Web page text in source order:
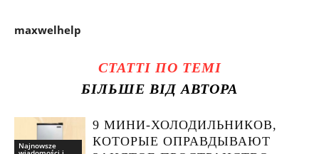
maxwelhelp
СТАТТІ ПО ТЕМІ
БІЛЬШЕ ВІД АВТОРА
Najnowsze
9 МИНИ-ХОЛОДИЛЬНИКОВ,
КОТОРЫЕ ОПРАВДЫВАЮТ